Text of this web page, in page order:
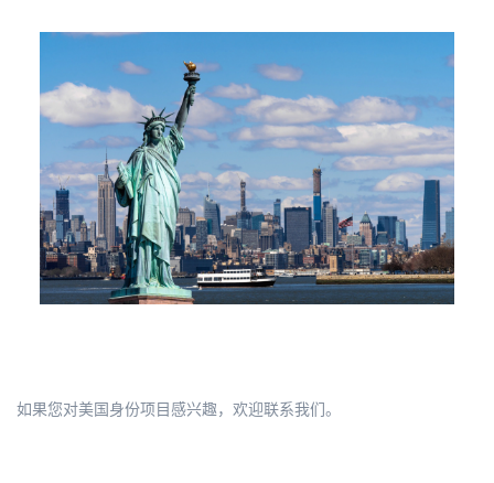
如果您对美国身份项目感兴趣，欢迎联系我们。